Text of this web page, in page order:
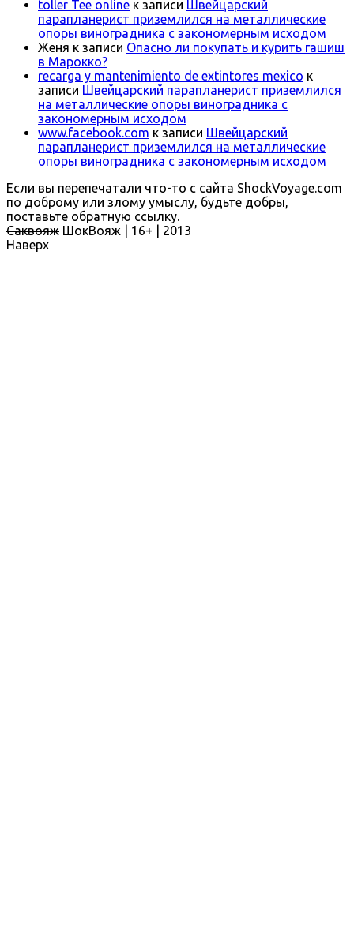
toller Tee online к записи Швейцарский
парапланерист приземлился на металлические
опоры виноградника с закономерным исходом
Женя к записи Опасно ли покупать и курить гашиш
в Марокко?
recarga y mantenimiento de extintores mexico к
записи Швейцарский парапланерист приземлился
на металлические опоры виноградника с
закономерным исходом
www.facebook.com к записи Швейцарский
парапланерист приземлился на металлические
опоры виноградника с закономерным исходом
Если вы перепечатали что-то с сайта ShockVoyage.com
по доброму или злому умыслу, будьте добры,
поставьте обратную ссылку.
Саквояж ШокВояж | 16+ | 2013
Наверх